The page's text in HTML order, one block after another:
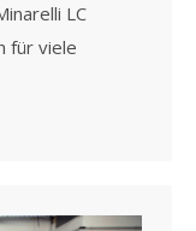
LC
für viele